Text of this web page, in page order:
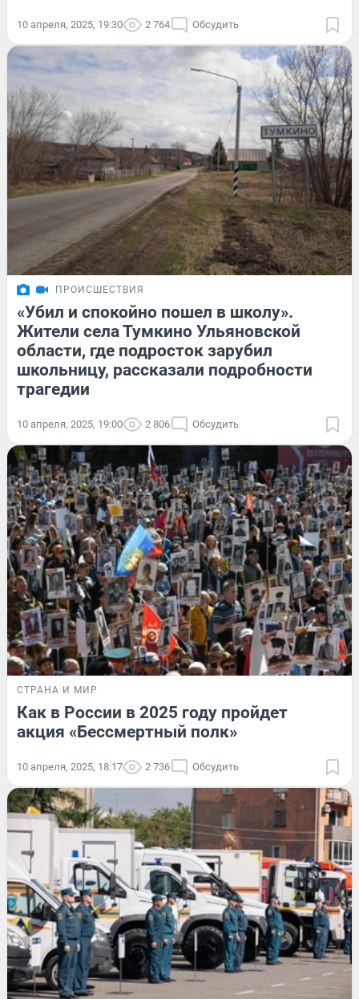
10 апреля, 2025, 19:30 2 764 Обсудить
ПРОИСШЕСТВИЯ
«Убил и спокойно пошел в школу».
Жители села Тумкино Ульяновской
области, где подросток зарубил
школьницу, рассказали подробности
трагедии
10 апреля, 2025, 19:00 2 806 Обсудить
СТРАНА И МИР
Как в России в 2025 году пройдет
акция «Бессмертный полк»
10 апреля, 2025, 18:17 2 736 Обсудить